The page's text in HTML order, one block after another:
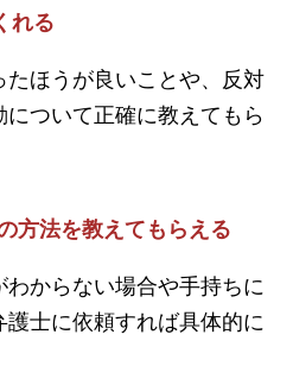
れる
ほうが良いことや、反対
ついて正確に教えてもら
方法を教えてもらえる
からない場合や手持ちに
士に依頼すれば具体的に